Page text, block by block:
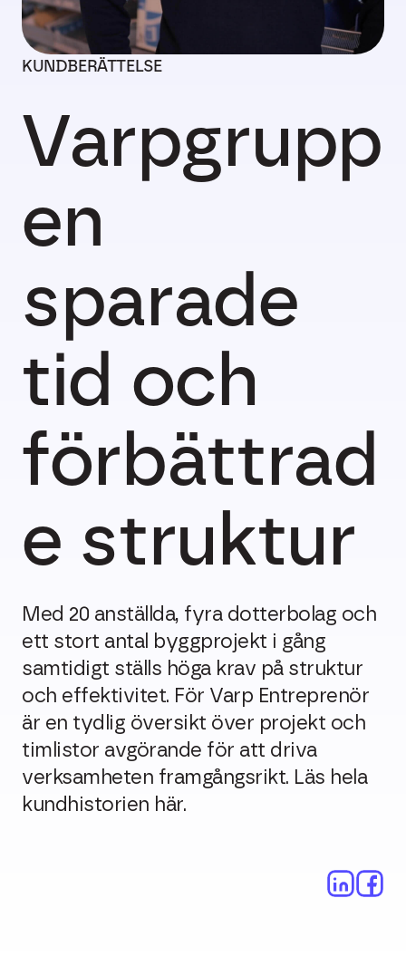
KUNDBERÄTTELSE
Varpgrupp
en
sparade
tid och
förbättrad
e struktur
Med 20 anställda, fyra dotterbolag och
ett stort antal byggprojekt i gång
samtidigt ställs höga krav på struktur
och effektivitet. För Varp Entreprenör
är en tydlig översikt över projekt och
timlistor avgörande för att driva
verksamheten framgångsrikt. Läs hela
kundhistorien här.